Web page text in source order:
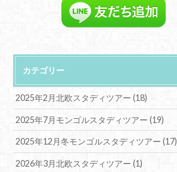
カテゴリー
2025年2月北欧スタディツアー(18)
2025年7月モンゴルスタディツアー(19)
2025年12月冬モンゴルスタディツアー(17)
2026年3月北欧スタディツアー(1)